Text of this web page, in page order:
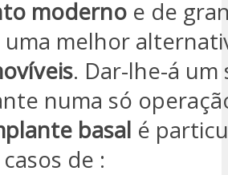
moderno e de
uma melhor
. Dar-lhe-á
numa só
basal é
de :